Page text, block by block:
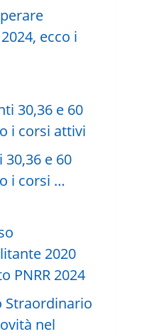
ecco i
e 60
i corsi …
Straordinario
nel